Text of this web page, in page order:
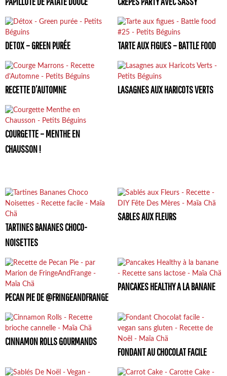
DETOX – GREEN PURÉE TARTE AUX FIGUES – BATTLE FOOD
RECETTE D’AUTOMNE LASAGNES AUX HARICOTS VERTS
COURGETTE – MENTHE EN
CHAUSSON !
TARTINES BANANES CHOCO-
NOISETTES
SABLES AUX FLEURS
PECAN PIE DE @FRINGEANDFRANGE
PANCAKES HEALTHY A LA BANANE
CINNAMON ROLLS GOURMANDS
FONDANT AU CHOCOLAT FACILE